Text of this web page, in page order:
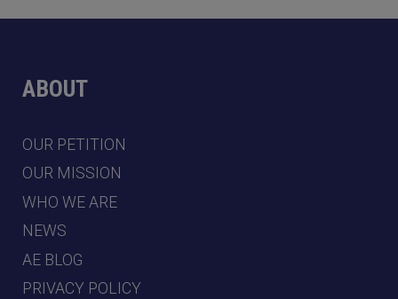
ABOUT
OUR PETITION
OUR MISSION
WHO WE ARE
NEWS
AE BLOG
PRIVACY POLICY